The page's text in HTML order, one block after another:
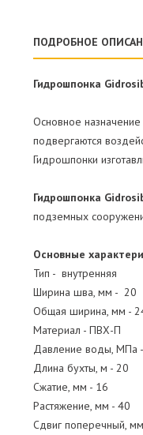
ПОДРОБНОЕ
Гидрошпонка
Основное
подвергаются
Гидрошпонки
Гидрошпонка
подземных
Основные
Тип - внутренняя
Ширина шва, мм - 20
Общая ширина, мм -
Материал - ПВХ-П
Давление воды, МПа
Длина бухты, м - 20
Сжатие, мм - 16
Растяжение, мм - 40
Сдвиг поперечный,